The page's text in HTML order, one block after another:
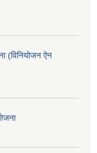
(विनियोजन ऐन